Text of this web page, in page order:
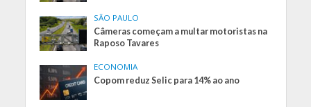
SÃO PAULO
Câmeras começam a multar motoristas na
Raposo Tavares
ECONOMIA
Copom reduz Selic para 14% ao ano